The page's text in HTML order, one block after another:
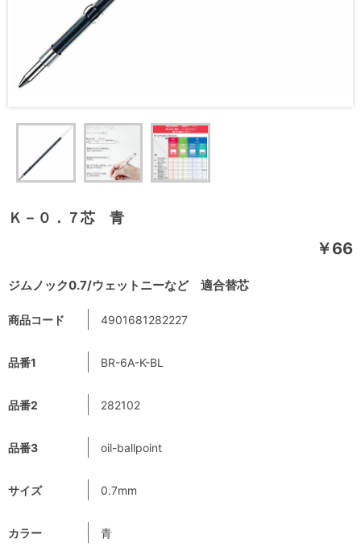
Ｋ－０．７芯 青
ジムノック0.7/ウェットニーなど 適合替芯
￥66
商品コード 4901681282227
品番1 BR-6A-K-BL
品番2 282102
品番3 oil-ballpoint
サイズ 0.7mm
カラー 青